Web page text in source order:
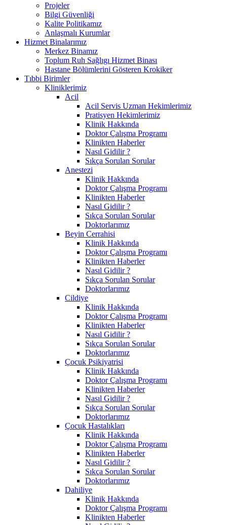
Projeler
Bilgi Güvenliği
Kalite Politikamız
Anlaşmalı Kurumlar
Hizmet Binalarımız
Merkez Binamız
Toplum Ruh Sağlıgı Hizmet Binası
Hastane Bölümlerini Gösteren Krokiker
Tıbbi Birimler
Kliniklerimiz
Acil
Acil Servis Uzman Hekimlerimiz
Pratisyen Hekimlerimiz
Klinik Hakkında
Doktor Çalışma Programı
Klinikten Haberler
Nasıl Gidilir ?
Sıkça Sorulan Sorular
Anestezi
Klinik Hakkında
Doktor Çalışma Programı
Klinikten Haberler
Nasıl Gidilir ?
Sıkça Sorulan Sorular
Doktorlarımız
Beyin Cerrahisi
Klinik Hakkında
Doktor Çalışma Programı
Klinikten Haberler
Nasıl Gidilir ?
Sıkça Sorulan Sorular
Doktorlarımız
Cildiye
Klinik Hakkında
Doktor Çalışma Programı
Klinikten Haberler
Nasıl Gidilir ?
Sıkça Sorulan Sorular
Doktorlarımız
Çocuk Psikiyatrisi
Klinik Hakkında
Doktor Çalışma Programı
Klinikten Haberler
Nasıl Gidilir ?
Sıkça Sorulan Sorular
Doktorlarımız
Çocuk Hastalıkları
Klinik Hakkında
Doktor Çalışma Programı
Klinikten Haberler
Nasıl Gidilir ?
Sıkça Sorulan Sorular
Doktorlarımız
Dahiliye
Klinik Hakkında
Doktor Çalışma Programı
Klinikten Haberler